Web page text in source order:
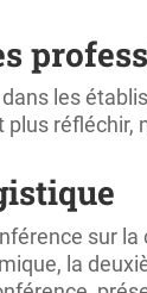
les
réfléchir,
sur
la